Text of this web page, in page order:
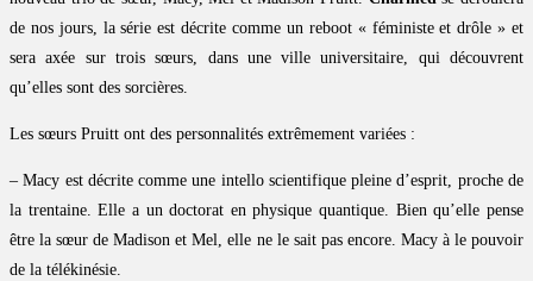
de nos jours, la série est décrite comme un reboot « féministe et drôle » et
sera axée sur trois sœurs, dans une ville universitaire, qui découvrent
qu’elles sont des sorcières.
Les sœurs Pruitt ont des personnalités extrêmement variées :
– Macy est décrite comme une intello scientifique pleine d’esprit, proche de
la trentaine. Elle a un doctorat en physique quantique. Bien qu’elle pense
être la sœur de Madison et Mel, elle ne le sait pas encore. Macy à le pouvoir
de la télékinésie.